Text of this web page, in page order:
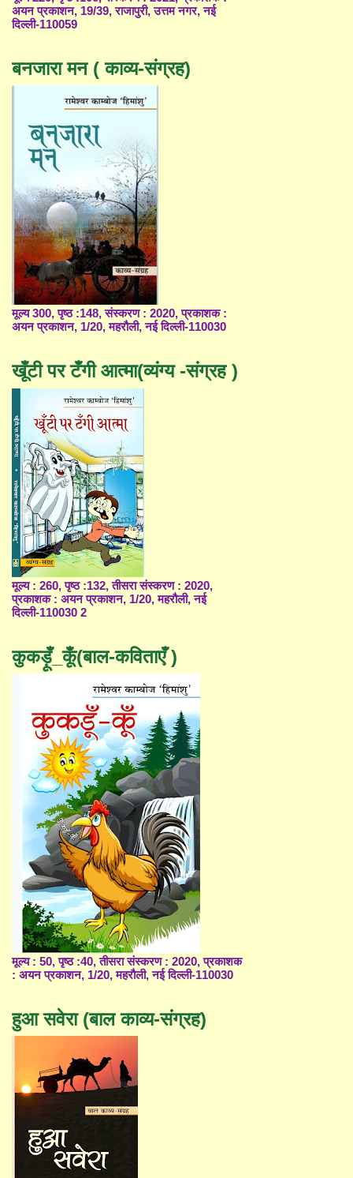
अयन प्रकाशन, 19/39, राजापुरी, उत्तम नगर, नई
दिल्ली-110059
बनजारा मन ( काव्य-संग्रह)
मूल्य 300, पृष्ठ :148, संस्करण : 2020, प्रकाशक :
अयन प्रकाशन, 1/20, महरौली, नई दिल्ली-110030
खूँटी पर टँगी आत्मा(व्यंग्य -संग्रह )
मूल्य : 260, पृष्ठ :132, तीसरा संस्करण : 2020,
प्रकाशक : अयन प्रकाशन, 1/20, महरौली, नई
दिल्ली-110030 2
कुकड़ूँ_कूँ(बाल-कविताएँ )
मूल्य : 50, पृष्ठ :40, तीसरा संस्करण : 2020, प्रकाशक
: अयन प्रकाशन, 1/20, महरौली, नई दिल्ली-110030
हुआ सवेरा (बाल काव्य-संग्रह)